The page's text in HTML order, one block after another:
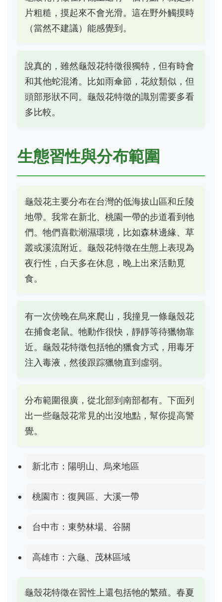
片粗糙，摸起來不會光滑。這在野外觸摸時
（當然不建議）能感覺到。
說真的，雖然龜殼花特徵很獨特，但有時會
和其他蛇混淆。比如雨傘節，花紋類似，但
頭部形狀不同。龜殼花特徵的識別需要多看
多比較。
生態習性與分布範圍
龜殼花主要分布在台灣的低海拔山區和丘陵
地帶。我常在新北、桃園一帶的步道看到牠
們。牠們喜歡潮濕環境，比如森林邊緣、草
叢或溪流附近。龜殼花特徵在生態上表現為
夜行性，白天多在休息，晚上出來活動覓
食。
有一次傍晚在烏來爬山，我撞見一條龜殼花
在捕食老鼠。牠動作很快，靜靜等待獵物靠
近。龜殼花特徵包括牠的獵食方式，用毒牙
注入毒液，然後跟踪獵物直到虛弱。
分布範圍很廣，從北部到南部都有。下面列
出一些龜殼花常見的出沒地點，幫你提高警
覺。
新北市：陽明山、烏來地區
桃園市：復興區、大溪一帶
台中市：東勢林場、谷關
高雄市：六龜、茂林區域
龜殼花特徵在習性上還包括牠的繁殖。春夏